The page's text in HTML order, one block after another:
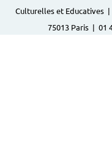
Culturelles et Educatives
75013 Paris | 01